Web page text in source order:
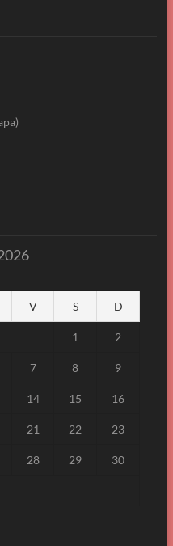
V S D
1 2
7 8 9
14 15 16
21 22 23
28 29 30